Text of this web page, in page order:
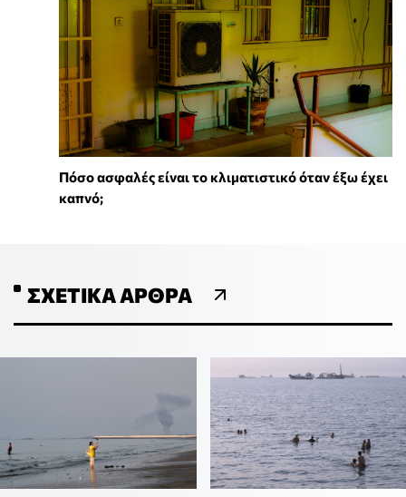
Πόσο ασφαλές είναι το κλιματιστικό όταν έξω έχει
καπνό;
ΣΧΕΤΙΚΆ ΆΡΘΡΑ